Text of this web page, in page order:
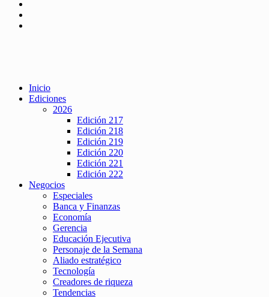
Inicio
Ediciones
2026
Edición 217
Edición 218
Edición 219
Edición 220
Edición 221
Edición 222
Negocios
Especiales
Banca y Finanzas
Economía
Gerencia
Educación Ejecutiva
Personaje de la Semana
Aliado estratégico
Tecnología
Creadores de riqueza
Tendencias